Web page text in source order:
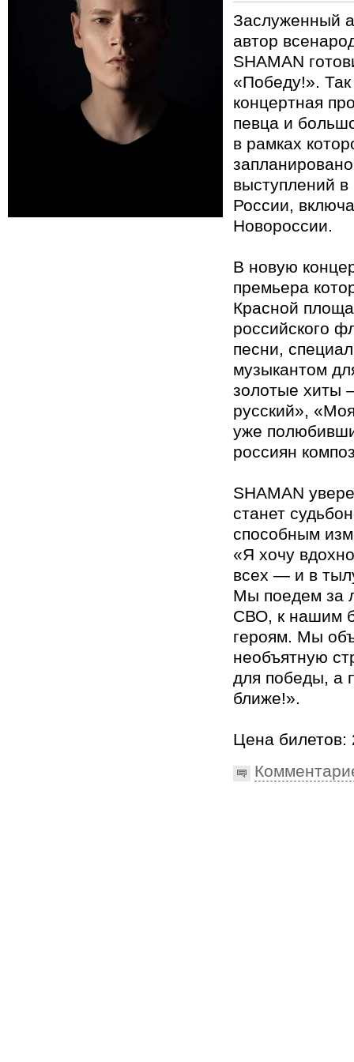
Заслуженный
автор
SHAMAN
«Победу!».
концертная
певца и
в рамках
выступлений
России,
Новороссии.
В новую
премьера
Красной
российского
песни,
музыкантом
золотые хиты
русский»,
уже
россиян
SHAMAN
станет
способным
«Я хочу
всех — и в
Мы поедем за
СВО, к нашим
героям. Мы
необъятную
для победы, а
ближе!».
Цена билетов: